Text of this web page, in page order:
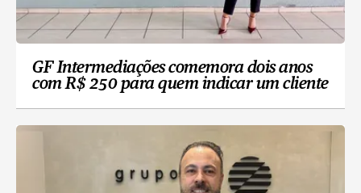
GF Intermediações comemora dois anos
com R$ 250 para quem indicar um cliente